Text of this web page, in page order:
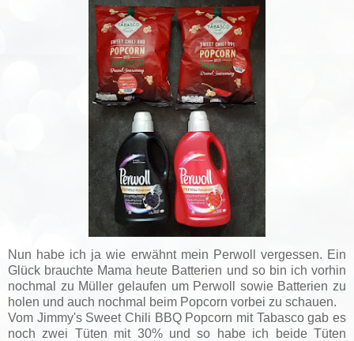
Nun habe ich ja wie erwähnt mein Perwoll vergessen. Ein
Glück brauchte Mama heute Batterien und so bin ich vorhin
nochmal zu Müller gelaufen um Perwoll sowie Batterien zu
holen und auch nochmal beim Popcorn vorbei zu schauen.
Vom Jimmy's Sweet Chili BBQ Popcorn mit Tabascogab es
noch zwei Tüten mit 30% und so habe ich beide Tüten